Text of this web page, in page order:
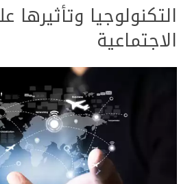
التكنولوجيا وتأثيرها
الاجتماعية